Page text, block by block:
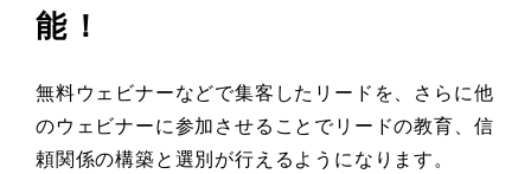
能！
無料ウェビナーなどで集客したリードを、さらに他
のウェビナーに参加させることでリードの教育、信
頼関係の構築と選別が行えるようになります。